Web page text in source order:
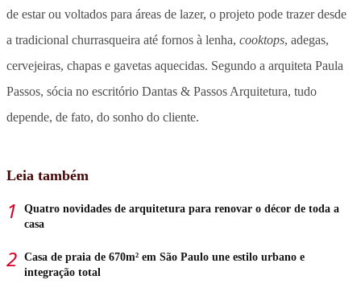
de estar ou voltados para áreas de lazer, o projeto pode trazer desde
a tradicional churrasqueira até fornos à lenha, cooktops, adegas,
cervejeiras, chapas e gavetas aquecidas. Segundo a arquiteta Paula
Passos, sócia no escritório Dantas & Passos Arquitetura, tudo
depende, de fato, do sonho do cliente.
Leia também
Quatro novidades de arquitetura para renovar o décor de toda a
casa
Casa de praia de 670m² em São Paulo une estilo urbano e
integração total